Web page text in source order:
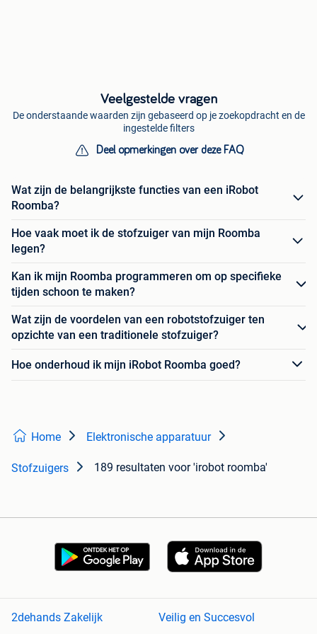
Veelgestelde vragen
De onderstaande waarden zijn gebaseerd op je zoekopdracht en de
ingestelde filters
Deel opmerkingen over deze FAQ
Wat zijn de belangrijkste functies van een iRobot
Roomba?
Hoe vaak moet ik de stofzuiger van mijn Roomba
legen?
Kan ik mijn Roomba programmeren om op specifieke
tijden schoon te maken?
Wat zijn de voordelen van een robotstofzuiger ten
opzichte van een traditionele stofzuiger?
Hoe onderhoud ik mijn iRobot Roomba goed?
Home Elektronische apparatuur
Stofzuigers 189 resultaten voor 'irobot roomba'
2dehands Zakelijk Veilig en Succesvol